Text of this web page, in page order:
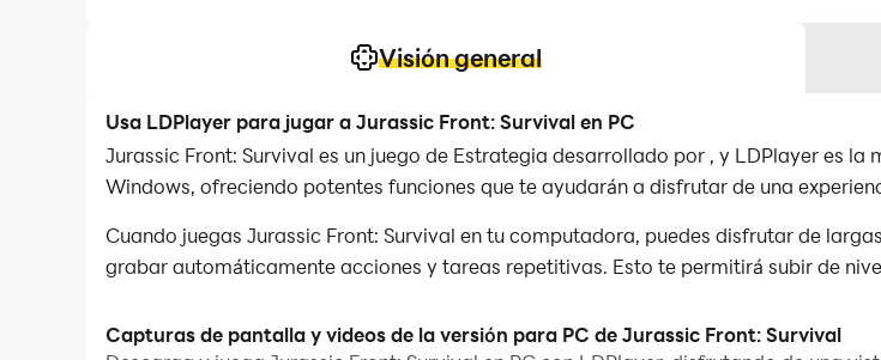
Visión general
Usa LDPlayer para jugar a Jurassic Front: Survival en PC
Jurassic Front: Survival es un juego de Estrategia desarrollado por , y LDPlayer es
Windows, ofreciendo potentes funciones que te ayudarán a disfrutar de una
Cuando juegas Jurassic Front: Survival en tu computadora, puedes disfrutar de
grabar automáticamente acciones y tareas repetitivas. Esto te permitirá subir de
ejecución de operaciones con un solo clic te permitirá eliminar a tus enemigos
Capturas de pantalla y videos de la versión para PC de Jurassic Front: Survival